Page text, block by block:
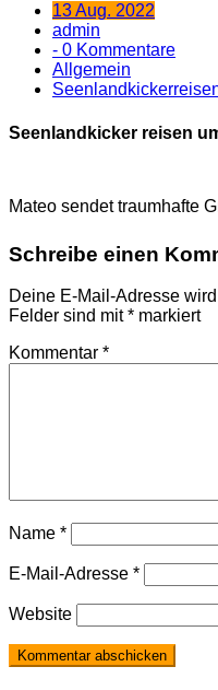
13 Aug. 2022
admin
- 0 Kommentare
Allgemein
Seenlandkicker reisen
Mateo sendet traumhafte
Schreibe einen
Deine E-Mail-Adresse
Felder sind mit* markiert
Kommentar *
Name *
E-Mail-Adresse *
Website